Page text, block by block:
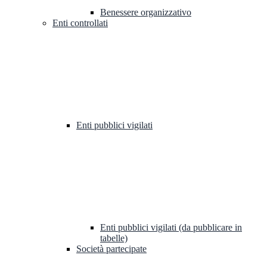
Benessere organizzativo
Enti controllati
Enti pubblici vigilati
Enti pubblici vigilati (da pubblicare in
tabelle)
Società partecipate